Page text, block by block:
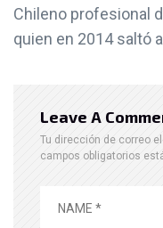
Chileno profesional
quien en 2014 saltó
Leave A
Tu dirección de correo
campos obligatorios